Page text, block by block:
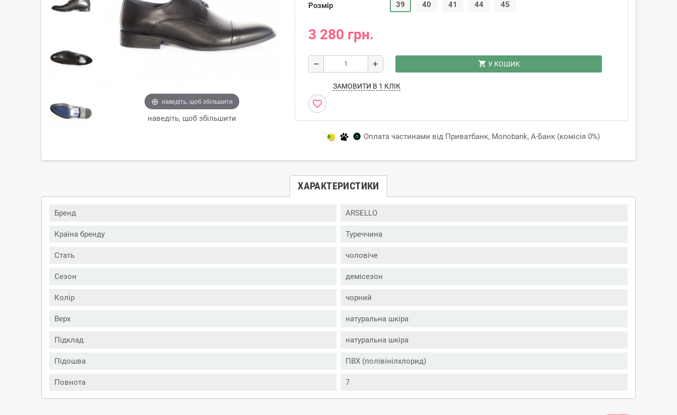
наведіть, щоб збільшити
наведіть, щоб збільшити
Розмір 39 40 41 44 45
3 280 грн.
remove add shopping_cart У КОШИК
ЗАМОВИТИ В 1 КЛІК
favorite_border
Оплата частинами від Приватбанк, Monobank, А-Банк (комісія 0%)
ХАРАКТЕРИСТИКИ
Бренд ARSELLO
Країна бренду Туреччина
Стать чоловіче
Сезон демісезон
Колір чорний
Верх натуральна шкіра
Підклад натуральна шкіра
Підошва ПВХ (полівінілхлорид)
Повнота 7